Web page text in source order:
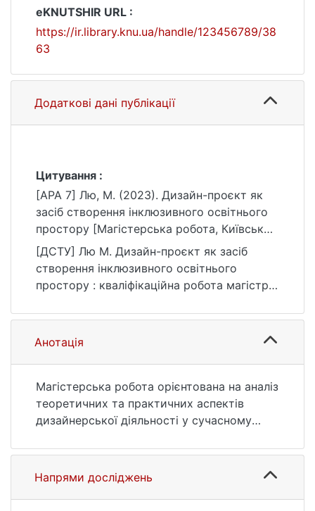
eKNUTSHIR URL :
https://ir.library.knu.ua/handle/123456789/38
63
Додаткові дані публікації
Цитування :
[APA 7] Лю, М. (2023). Дизайн-проєкт як
засіб створення інклюзивного освітнього
простору [Магістерська робота, Київський
національний університет імені Тараса
Шевченка]. eKNUTSHIR.
https://ir.library.knu.ua/handle/123456789/38
63
[ДСТУ] Лю М. Дизайн-проєкт як засіб
створення інклюзивного освітнього
простору : кваліфікаційна робота магістра
URL:
https://ir.library.knu.ua/handle/123456789/38
63 (дата звернення: 25.07.2026).
Анотація
Магістерська робота орієнтована на аналіз
теоретичних та практичних аспектів
дизайнерської діяльності у сучасному
проблеми у наукових публікаціях.
Виокремлено види дизайну. Досліджено
дизайн-проєкт як конструкт соціальної
Напрями досліджень